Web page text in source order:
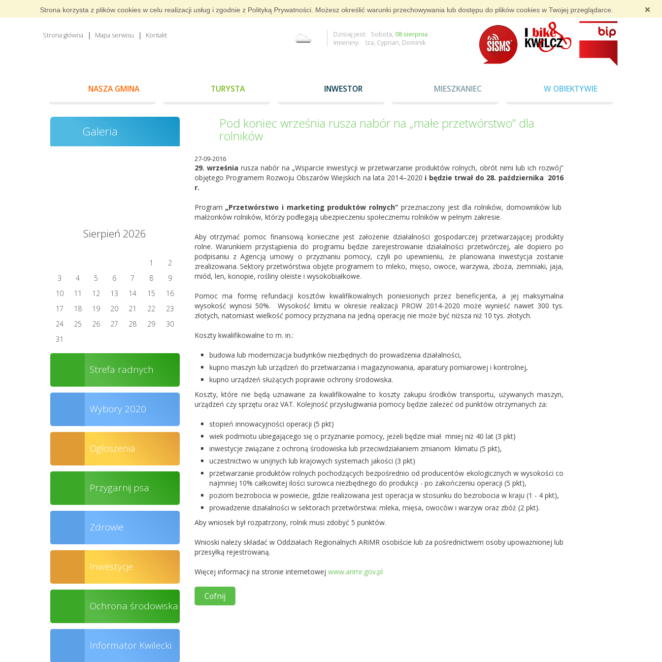
Strona korzysta z plików cookies w celu realizacji usług i zgodnie z Polityką Prywatności. Możesz określić warunki przechowywania lub dostępu do plików cookies w Twojej przeglądarce.
Strona główna Mapa serwisu Kontakt Dzisiaj jest: Sobota, 08 sierpnia
Imieniny: Iza, Cyprian, Dominik
NASZA GMINA TURYSTA INWESTOR MIESZKANIEC W OBIEKTYWIE
Galeria
Sierpień 2026
1
2
3
4 5 6 7 8
9
10
11 12 13 14 15
16
17
18 19 20 21 22
23
24
25 26 27 28 29
30
31
Strefa radnych
Wybory 2020
Ogłoszenia
Przygarnij psa
Zdrowie
Inwestycje
Ochrona środowiska
Informator Kwilecki
Pod koniec września rusza nabór na „małe przetwórstwo” dla
rolników
27-09-2016
29. września rusza nabór na „Wsparcie inwestycji w przetwarzanie produktów rolnych, obrót nimi lub ich rozwój”
objętego Programem Rozwoju Obszarów Wiejskich na lata 2014–2020 i będzie trwał do 28. października 2016
r.
Program „Przetwórstwo i marketing produktów rolnych” przeznaczony jest dla rolników, domowników lub
małżonków rolników, którzy podlegają ubezpieczeniu społecznemu rolników w pełnym zakresie.
Aby otrzymać pomoc finansową konieczne jest założenie działalności gospodarczej przetwarzającej produkty
rolne. Warunkiem przystąpienia do programu będzie zarejestrowanie działalności przetwórczej, ale dopiero po
podpisaniu z Agencją umowy o przyznaniu pomocy, czyli po upewnieniu, że planowana inwestycja zostanie
zrealizowana. Sektory przetwórstwa objęte programem to mleko, mięso, owoce, warzywa, zboża, ziemniaki, jaja,
miód, len, konopie, rośliny oleiste i wysokobiałkowe.
Pomoc ma formę refundacji kosztów kwalifikowalnych poniesionych przez beneficjenta, a jej maksymalna
wysokość wynosi 50%. Wysokość limitu w okresie realizacji PROW 2014-2020 może wynieść nawet 300 tys.
złotych, natomiast wielkość pomocy przyznana na jedną operację nie może być niższa niż 10 tys. złotych.
Koszty kwalifikowalne to m. in.:
budowa lub modernizacja budynków niezbędnych do prowadzenia działalności,
kupno maszyn lub urządzeń do przetwarzania i magazynowania, aparatury pomiarowej i kontrolnej,
kupno urządzeń służących poprawie ochrony środowiska.
Koszty, które nie będą uznawane za kwalifikowalne to koszty zakupu środków transportu, używanych maszyn,
urządzeń czy sprzętu oraz VAT. Kolejność przysługiwania pomocy będzie zależeć od punktów otrzymanych za:
stopień innowacyjności operacji (5 pkt)
wiek podmiotu ubiegającego się o przyznanie pomocy, jeżeli będzie miał mniej niż 40 lat (3 pkt)
inwestycje związane z ochroną środowiska lub przeciwdziałaniem zmianom klimatu (5 pkt),
uczestnictwo w unijnych lub krajowych systemach jakości (3 pkt)
przetwarzanie produktów rolnych pochodzących bezpośrednio od producentów ekologicznych w wysokości co
najmniej 10% całkowitej ilości surowca niezbędnego do produkcji - po zakończeniu operacji (5 pkt),
poziom bezrobocia w powiecie, gdzie realizowana jest operacja w stosunku do bezrobocia w kraju (1 - 4 pkt),
prowadzenie działalności w sektorach przetwórstwa: mleka, mięsa, owoców i warzyw oraz zbóż (2 pkt).
Aby wniosek był rozpatrzony, rolnik musi zdobyć 5 punktów.
Wnioski należy składać w Oddziałach Regionalnych ARiMR osobiście lub za pośrednictwem osoby upoważnionej lub
przesyłką rejestrowaną.
Więcej informacji na stronie internetowej www.arimr.gov.pl
Cofnij